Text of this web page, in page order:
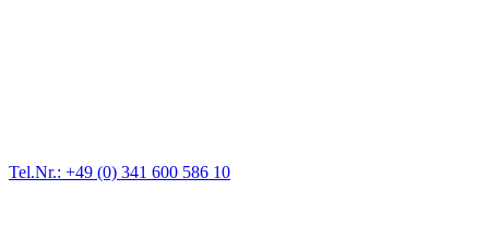
Tel.Nr.: +49 (0) 341 600 586 10